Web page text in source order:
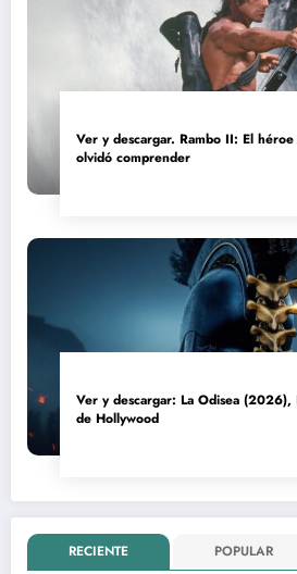
Ver y descargar. Rambo II: El
olvidó comprender
Ver y descargar: La Odisea (2026),
de Hollywood
RECIENTE POPULAR